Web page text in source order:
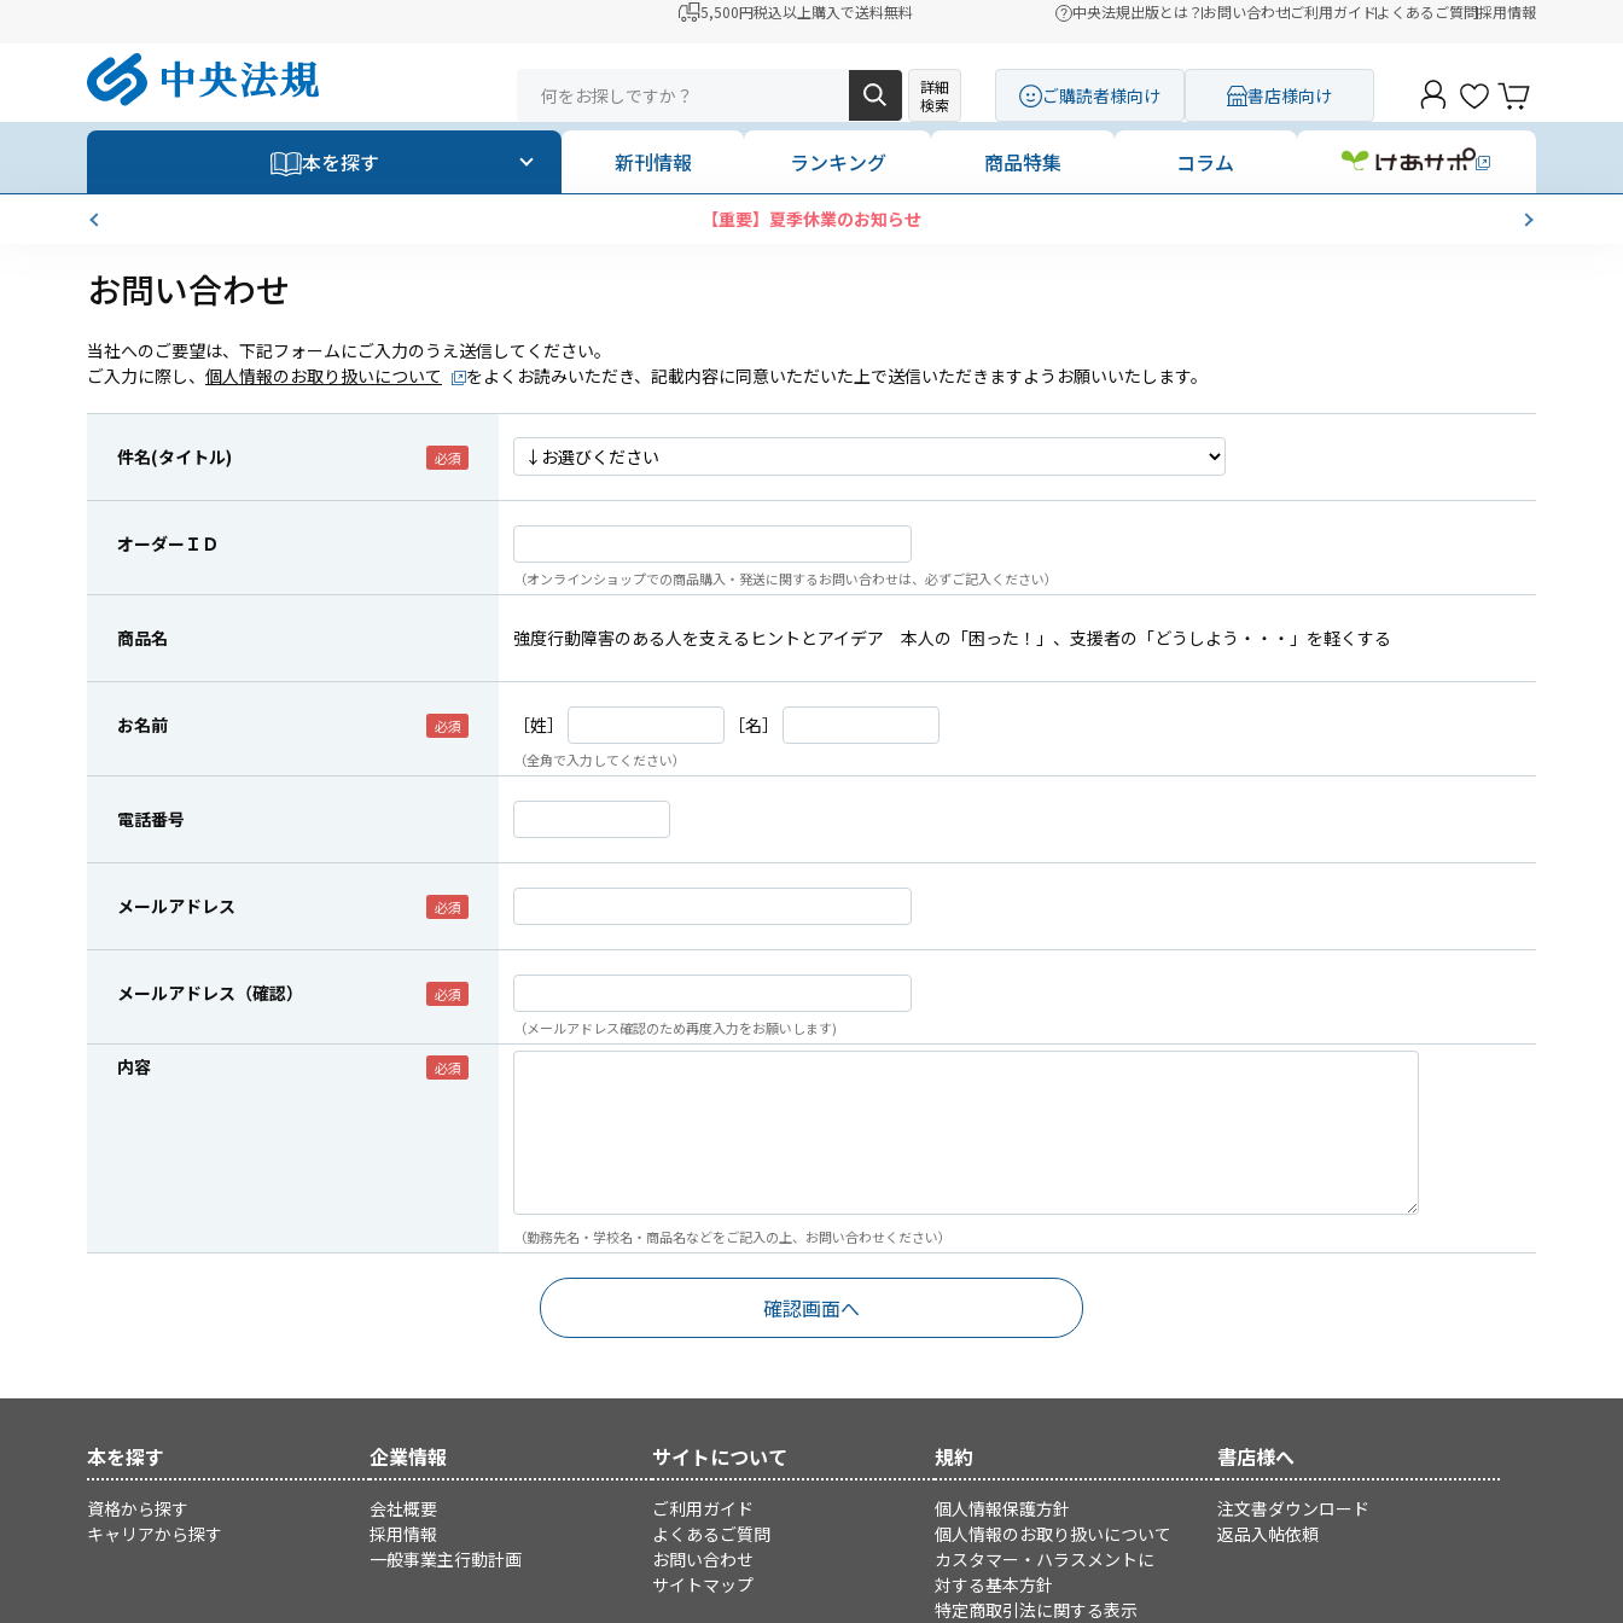
5,500円税込以上購入で送料無料 中央法規出版とは？お問い合わせご利用ガイドよくあるご質問採用情報
詳細
検索
ご購読者様向け 書店様向け
本を探す 新刊情報 ランキング 商品特集 コラム
【重要】夏季休業のお知らせ
お問い合わせ
当社へのご要望は、下記フォームにご入力のうえ送信してください。
ご入力に際し、 個人情報のお取り扱いについて をよくお読みいただき、記載内容に同意いただいた上で送信いただきますようお願いいたします。
件名(タイトル)
オーダーＩＤ
（オンラインショップでの商品購入・発送に関するお問い合わせは、必ずご記入ください）
商品名 強度行動障害のある人を支えるヒントとアイデア 本人の「困った！」、支援者の「どうしよう・・・」を軽くする
お名前 ［姓］ ［名］
（全角で入力してください）
電話番号
メールアドレス
メールアドレス（確認）
（メールアドレス確認のため再度入力をお願いします)
内容
（勤務先名・学校名・商品名などをご記入の上、お問い合わせください）
本を探す
資格から探す
キャリアから探す
企業情報
会社概要
採用情報
一般事業主行動計画
サイトについて
ご利用ガイド
よくあるご質問
お問い合わせ
サイトマップ
規約
個人情報保護方針
個人情報のお取り扱いについて
カスタマー・ハラスメントに
対する基本方針
特定商取引法に関する表示
書店様へ
注文書ダウンロード
返品入帖依頼